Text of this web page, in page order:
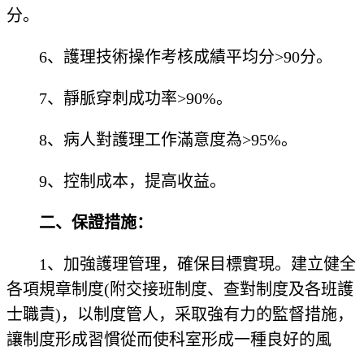
分。
6、護理技術操作考核成績平均分>90分。
7、靜脈穿刺成功率>90%。
8、病人對護理工作滿意度為>95%。
9、控制成本，提高收益。
二、保證措施：
1、加強護理管理，確保目標實現。建立健全
各項規章制度(附交接班制度、查對制度及各班護
士職責)，以制度管人，采取強有力的監督措施，
讓制度形成習慣從而使科室形成一種良好的風